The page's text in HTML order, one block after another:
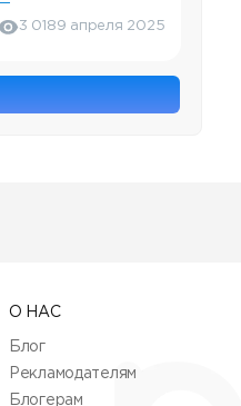
3 0189 апреля 2025
О НАС
Блог
Рекламодателям
Блогерам